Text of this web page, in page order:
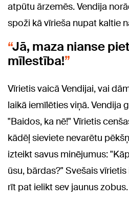
atpūtu ārzemēs. Vendija
spoži kā vīrieša nupat kaltie
Jā, maza nianse
mīlestība!
Vīrietis vaicā Vendijai, vai
laikā iemīlēties viņā. Vendija
"Baidos, ka nē!" Vīrietis
kādēļ sieviete nevarētu
izteikt savus minējumus:
ūsu, bārdas?" Svešais
rīt pat ielikt sev jaunus